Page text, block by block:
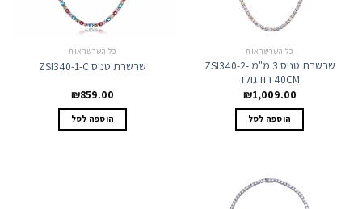
כל השרשראות
שרשרת טניס 3 מ"מ ZSI340-2-
40CM רוז גולד
₪1,009.00
הוספה לסל
כל השרשראות
שרשרת טניס ZSI340-1-C
₪859.00
הוספה לסל